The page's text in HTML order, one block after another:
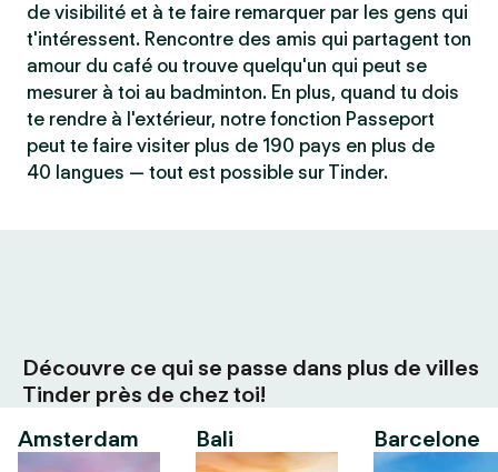
de visibilité et à te faire remarquer par les gens qui
t'intéressent. Rencontre des amis qui partagent ton
amour du café ou trouve quelqu'un qui peut se
mesurer à toi au badminton. En plus, quand tu dois
te rendre à l'extérieur, notre fonction Passeport
peut te faire visiter plus de 190 pays en plus de
40 langues — tout est possible sur Tinder.
Découvre ce qui se passe dans plus de villes
Tinder près de chez toi!
Amsterdam
Bali Barcelone